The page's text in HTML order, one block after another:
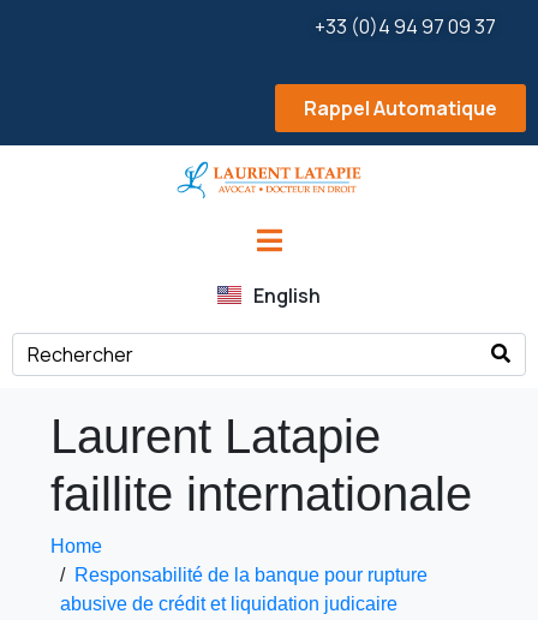
+33 (0)4 94 97 09 37
Rappel Automatique
English
Laurent Latapie
faillite internationale
Home
Responsabilité de la banque pour rupture
abusive de crédit et liquidation judicaire